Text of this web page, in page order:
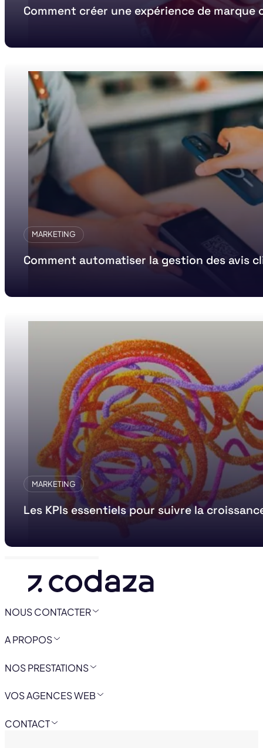
Comment créer une expérience de
MARKETING
Comment automatiser la gestion des avis
MARKETING
Les KPIs essentiels pour suivre la
NOUS CONTACTER
A PROPOS
NOS PRESTATIONS
VOS AGENCES WEB
CONTACT